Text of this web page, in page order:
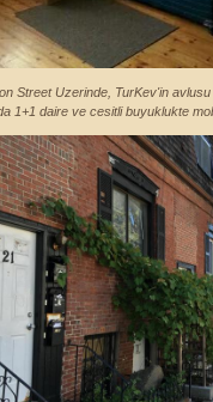
Street Uzerinde, TurKev'in
1+1 daire ve cesitli buyuklukte